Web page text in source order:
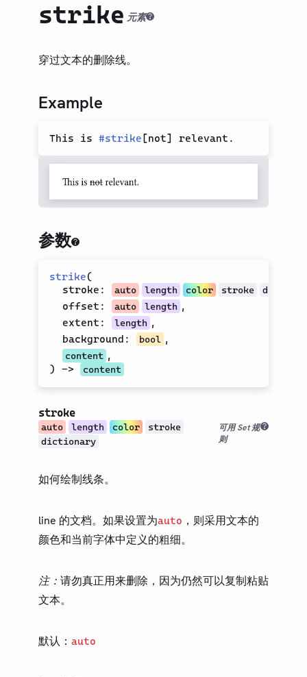
类型（旧）
基础
文本
换行
假文
转小写
上划线
显示为小写
删除线
下划线
数学
符号
可视化
数据加载
第三方包
更新日志
路线图
strike 元素
穿过文本的删除线。
Example
This is #strike [not]
参数
strike(
stroke : auto length color stroke
offset : auto length ,
extent : length ,
background : bool ,
content ,
) -> content
stroke
auto length color
stroke
dictionary
可用 Set 规
则
如何绘制线条。
line 的文档。如果设置为auto ，则采用文本的
颜色和当前字体中定义的粗细。
注： 请勿真正用来删除，因为仍然可以复制粘贴
文本。
默认： auto